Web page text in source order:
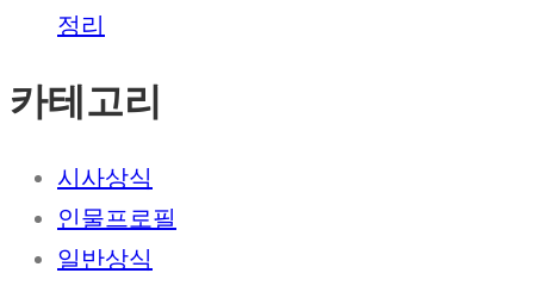
정리
카테고리
시사상식
인물프로필
일반상식